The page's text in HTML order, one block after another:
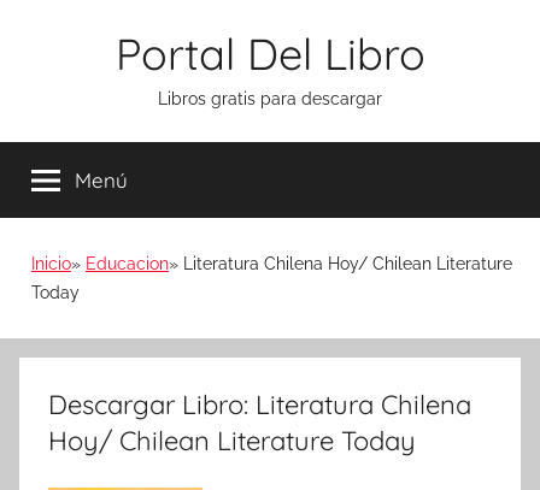
Portal Del Libro
Libros gratis para descargar
Menú
Inicio Educacion
Literatura Chilena Hoy/ Chilean Literature
Today
Descargar Libro: Literatura Chilena
Hoy/ Chilean Literature Today